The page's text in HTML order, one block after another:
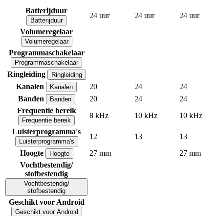
Batterijduur
Batterijduur
24 uur 24 uur
24 uur
Volumeregelaar
Volumeregelaar
Programmaschakelaar
Programmaschakelaar
Ringleiding Ringleiding
Kanalen Kanalen 20 24
24
Banden
Banden 20 24
24
Frequentie bereik
Frequentie bereik
8 kHz 10 kHz
10 kHz
Luisterprogramma's
Luisterprogramma's
12 13
13
Hoogte
Hoogte 27 mm
27 mm
Vochtbestendig/
stofbestendig
Vochtbestendig/
stofbestendig
Geschikt voor Android
Geschikt voor Android